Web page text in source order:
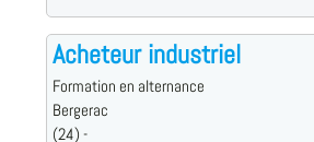
Acheteur industriel
Formation en alternance
Bergerac
(24) -